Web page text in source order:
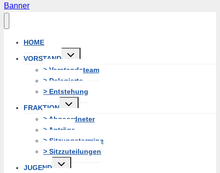
Banner
HOME
VORSTAND
Untermenü
erweitern
> Vorstandsteam
> Delegierte
> Entstehung
FRAKTION
Untermenü
erweitern
> Abgeordneter
> Anträge
> Sitzungstermine
> Sitzzuteilungen
JUGEND
Untermenü
erweitern